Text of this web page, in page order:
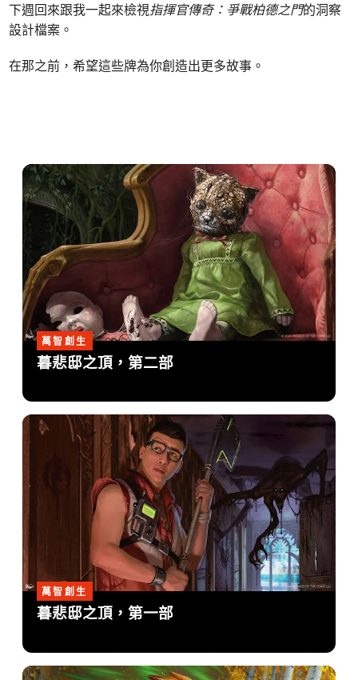
下週回來跟我一起來檢視指揮官傳奇：爭戰柏德之門的洞察
設計檔案。
在那之前，希望這些牌為你創造出更多故事。
萬智創生
暮悲邸之頂，第二部
萬智創生
暮悲邸之頂，第一部